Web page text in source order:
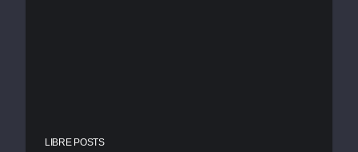
LIBRE POSTS